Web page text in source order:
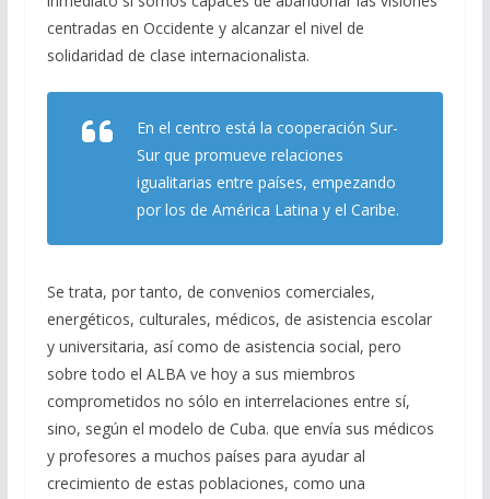
centradas en Occidente y alcanzar el nivel de
solidaridad de clase internacionalista.
En el centro está la cooperación Sur-
Sur que promueve relaciones
igualitarias entre países, empezando
por los de América Latina y el Caribe.
Se trata, por tanto, de convenios comerciales,
energéticos, culturales, médicos, de asistencia escolar
y universitaria, así como de asistencia social, pero
sobre todo el ALBA ve hoy a sus miembros
comprometidos no sólo en interrelaciones entre sí,
sino, según el modelo de Cuba. que envía sus médicos
y profesores a muchos países para ayudar al
crecimiento de estas poblaciones, como una